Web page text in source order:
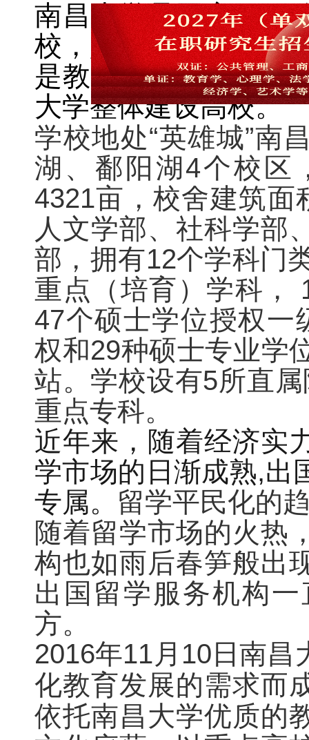
南昌大学是国家“双
校，是江西省唯一的
是教育部与江西省部
大学整体建设高校。
学校地处“英雄城”南
湖、鄱阳湖4个校区
4321亩，校舍建筑面
人文学部、社科学部
部，拥有12个学科门
重点（培育）学科，
47个硕士学位授权一
权和29种硕士专业学
站。 学校设有5所直
重点专科。
近年来，随着经济实
学市场的日渐成熟,出
专属。 留学平民化的
随着留学市场的火热
构也如雨后春笋般出
出国留学服务机构
方。
2016年11月10日南昌
化教育发展的需求而
依托南昌大学优质的